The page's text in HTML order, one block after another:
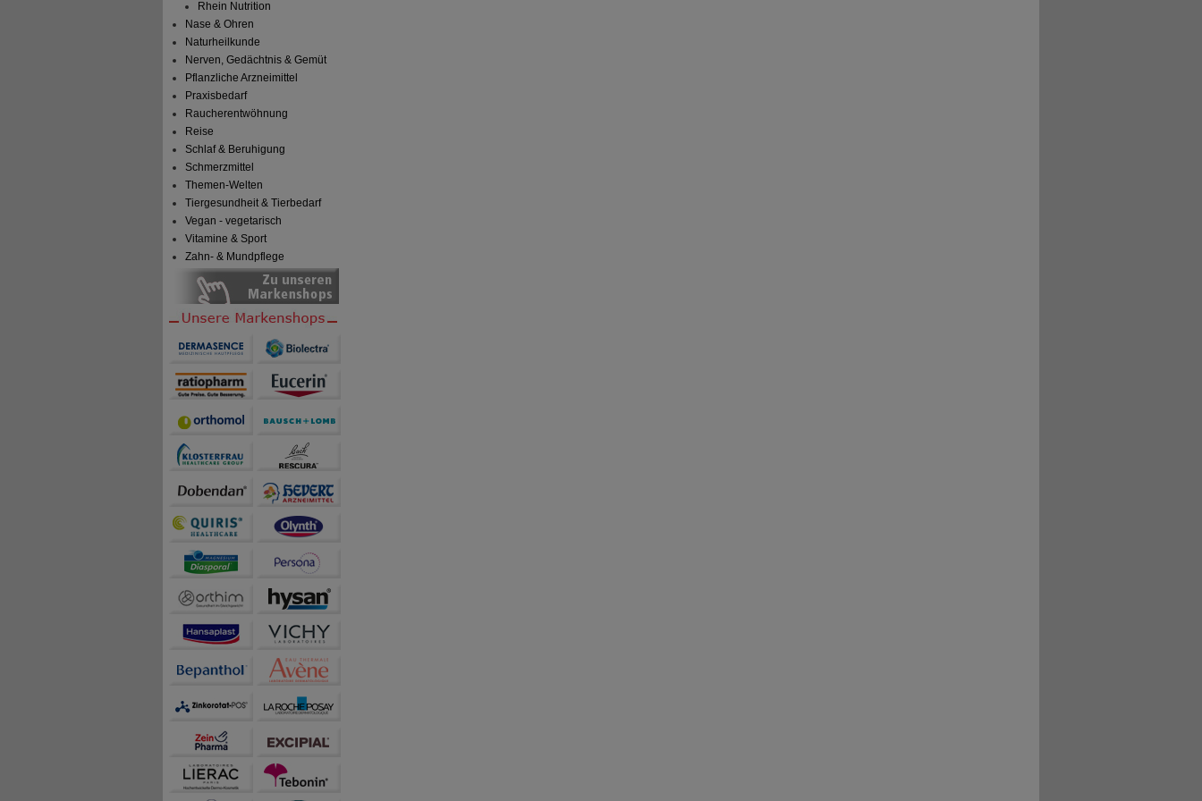
Rhein Nutrition
Nase & Ohren
Naturheilkunde
Nerven, Gedächtnis & Gemüt
Pflanzliche Arzneimittel
Praxisbedarf
Raucherentwöhnung
Reise
Schlaf & Beruhigung
Schmerzmittel
Themen-Welten
Tiergesundheit & Tierbedarf
Vegan - vegetarisch
Vitamine & Sport
Zahn- & Mundpflege